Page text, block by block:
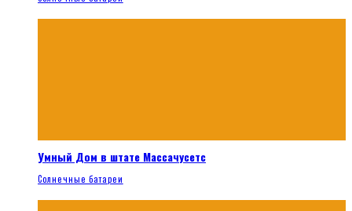
Умный Дом в штате Массачусетс
Солнечные батареи